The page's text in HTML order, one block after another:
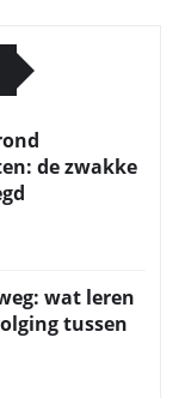
de zwakke
wat leren
tussen